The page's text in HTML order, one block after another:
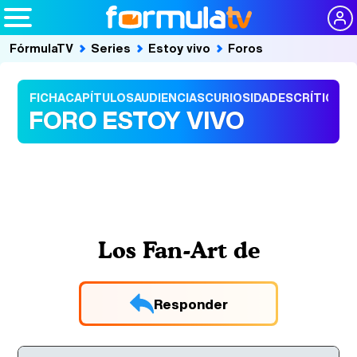
FórmulaTV Series Estoy vivo Foros
FICHACAPÍTULOSAUDIENCIASCURIOSIDADESCRÍTICAS
FORO ESTOY VIVO
Los Fan-Art de
Responder